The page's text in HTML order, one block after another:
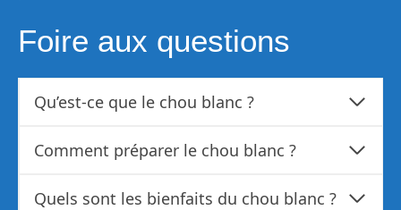
Foire aux questions
Qu’est-ce que le chou blanc ?
Comment préparer le chou blanc ?
Quels sont les bienfaits du chou blanc ?